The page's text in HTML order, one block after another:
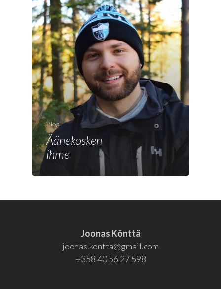
Blogi
Äänekosken
ihme
Joonas Könttä
joonas.kontta@gmail.com
+358 40 56 27 598
Etusivu
Joonas
Vaalit
Blogi
Osallistu
EN